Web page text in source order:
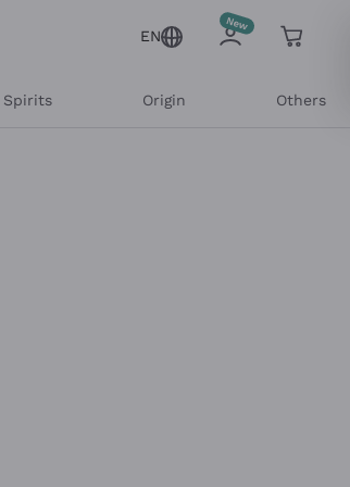
EN
Spirits Origin Others